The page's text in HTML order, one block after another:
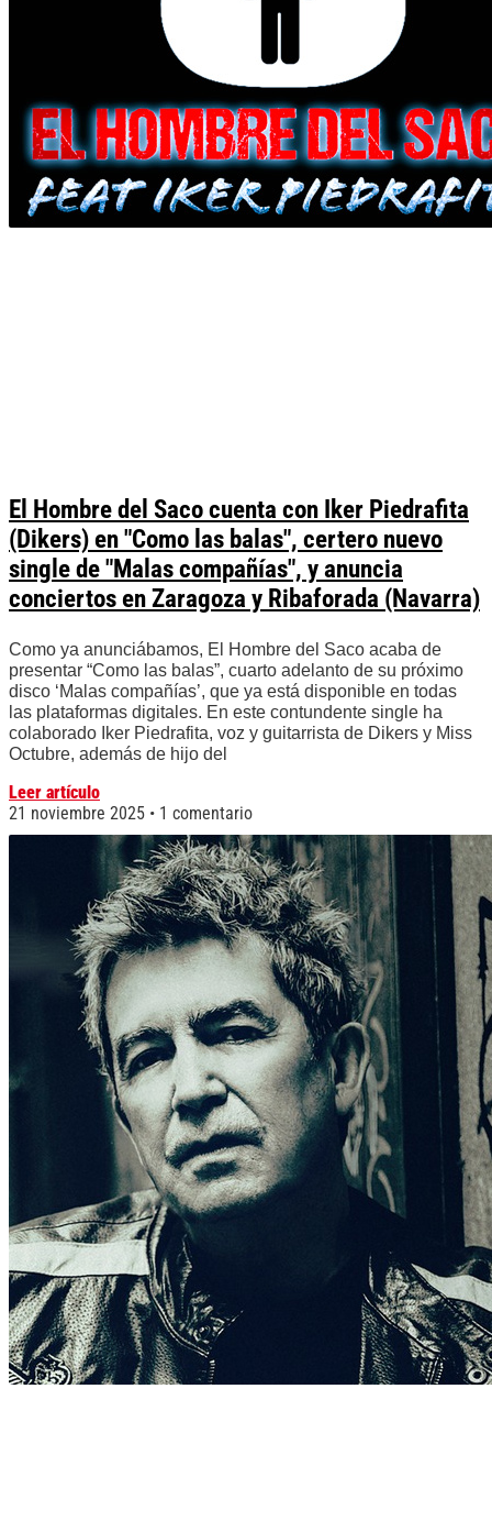
El Hombre del Saco cuenta con Iker Piedrafita
(Dikers) en "Como las balas", certero nuevo
single de "Malas compañías", y anuncia
conciertos en Zaragoza y Ribaforada (Navarra)
Como ya anunciábamos, El Hombre del Saco acaba de
presentar “Como las balas”, cuarto adelanto de su próximo
disco ‘Malas compañías’, que ya está disponible en todas
las plataformas digitales. En este contundente single ha
colaborado Iker Piedrafita, voz y guitarrista de Dikers y Miss
Octubre, además de hijo del
Leer artículo
21 noviembre 2025
1 comentario